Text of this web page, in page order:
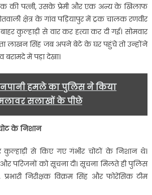
की पत्नी, उसके प्रेमी और एक अन्य के खिलाफ
क्षेत्र के गांव पड़ियापुर में ट्रक चालक रणवीर
कुल्हाड़ी से वार कर हत्या कर दी गई। सोमवार
लाखन सिंह जब अपने बेटे के घर पहुंचे तो उन्होंने
में पड़ा देखा।
हमले का पुलिस ने किया
सलाखों के पीछे
के निशान
से किए गए गंभीर चोटों के निशान थे।
परिजनों को सूचना दी। सूचना मिलते ही पुलिस
प्रभारी निरीक्षक विक्रम सिंह और फोरेंसिक टीम